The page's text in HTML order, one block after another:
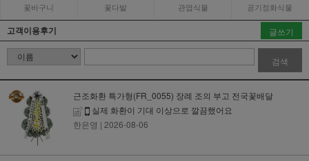
꽃바구니 꽃다발 관엽식물 공기정화식물
고객이용후기 글쓰기
검색
근조화환 특가형(FR_0055) 장례 조의 부고 전국꽃배달
실제 화환이 기대 이상으로 깔끔했어요
한은영 | 2026-08-06